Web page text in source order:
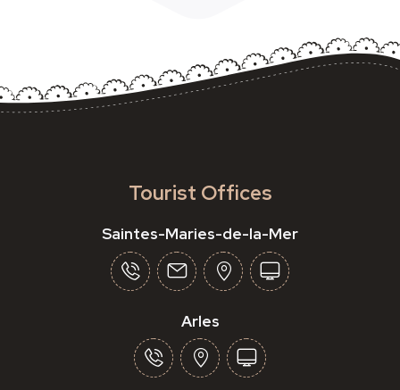
Tourist Offices
Saintes-Maries-de-la-Mer
Arles